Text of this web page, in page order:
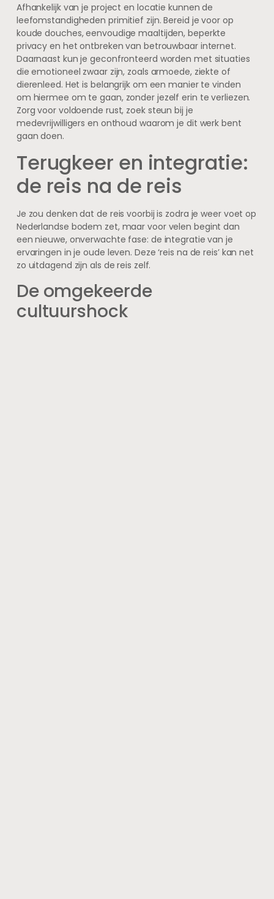
Afhankelijk van je project en locatie kunnen de
leefomstandigheden primitief zijn. Bereid je voor op
koude douches, eenvoudige maaltijden, beperkte
privacy en het ontbreken van betrouwbaar internet.
Daarnaast kun je geconfronteerd worden met situaties
die emotioneel zwaar zijn, zoals armoede, ziekte of
dierenleed. Het is belangrijk om een manier te vinden
om hiermee om te gaan, zonder jezelf erin te verliezen.
Zorg voor voldoende rust, zoek steun bij je
medevrijwilligers en onthoud waarom je dit werk bent
gaan doen.
Terugkeer en integratie:
de reis na de reis
Je zou denken dat de reis voorbij is zodra je weer voet op
Nederlandse bodem zet, maar voor velen begint dan
een nieuwe, onverwachte fase: de integratie van je
ervaringen in je oude leven. Deze ‘reis na de reis’ kan net
zo uitdagend zijn als de reis zelf.
De omgekeerde
cultuurshock